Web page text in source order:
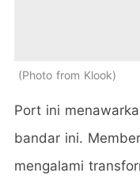
Photo from Klook
Port ini
bandar ini.
mengalami